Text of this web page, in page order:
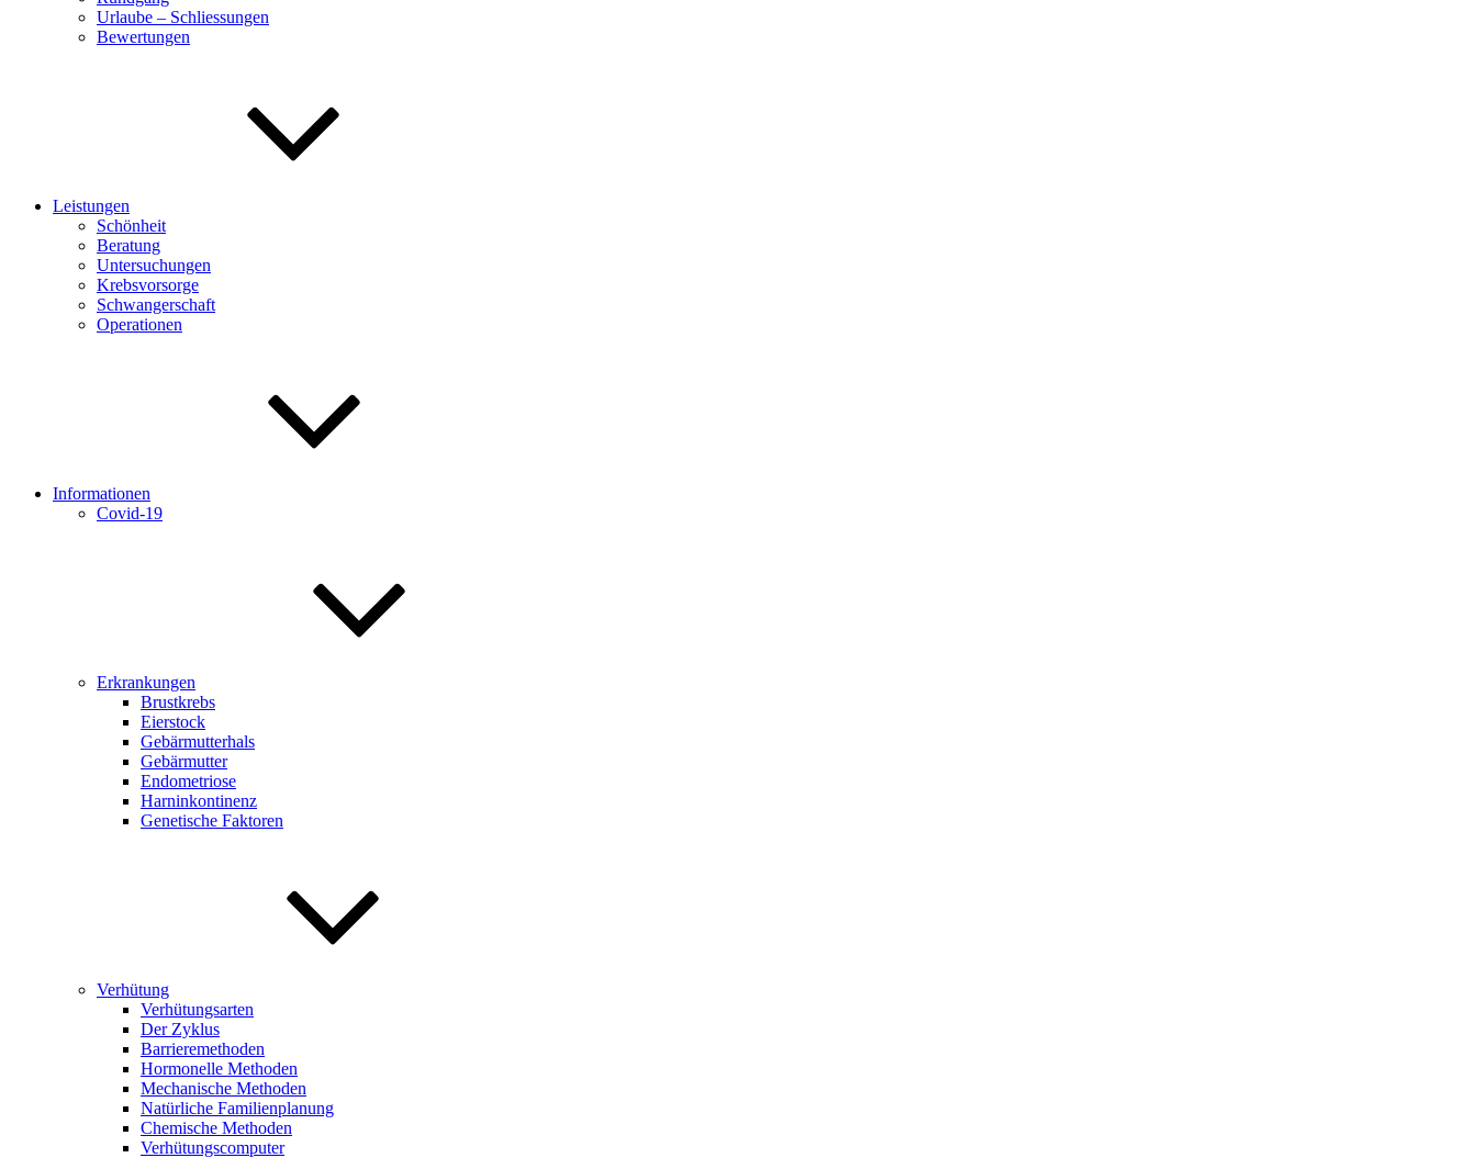
Urlaube – Schliessungen
Bewertungen
Leistungen
Schönheit
Beratung
Untersuchungen
Krebsvorsorge
Schwangerschaft
Operationen
Informationen
Covid-19
Erkrankungen
Brustkrebs
Eierstock
Gebärmutterhals
Gebärmutter
Endometriose
Harninkontinenz
Genetische Faktoren
Verhütung
Verhütungsarten
Der Zyklus
Barrieremethoden
Hormonelle Methoden
Mechanische Methoden
Natürliche Familienplanung
Chemische Methoden
Verhütungscomputer